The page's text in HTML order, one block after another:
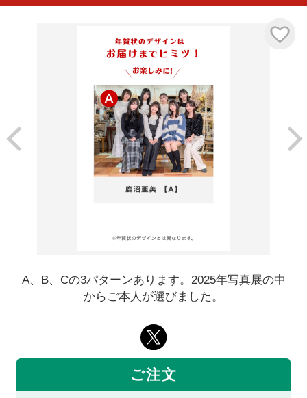
A、B、Cの3パターンあります。2025年写真展の中
からご本人が選びました。
ご注文